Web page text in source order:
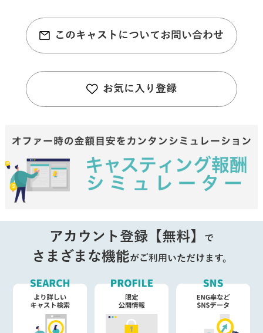
このキャストについてお問い合わせ
お気に入り登録
アカウント登録【無料】 で
さまざまな機能がご利用いただけます。